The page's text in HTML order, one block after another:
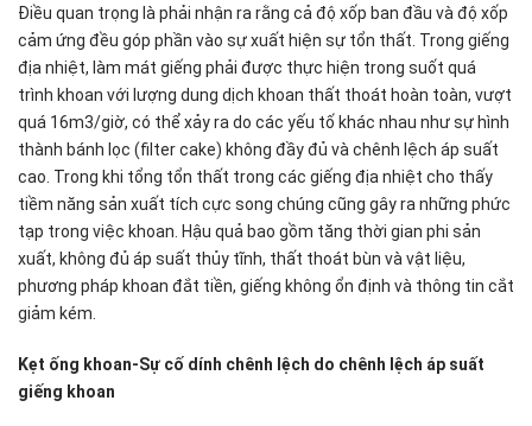
Điều quan trọng là phải nhận ra rằng cả độ xốp ban đầu và độ xốp
cảm ứng đều góp phần vào sự xuất hiện sự tổn thất. Trong giếng
địa nhiệt, làm mát giếng phải được thực hiện trong suốt quá
trình khoan với lượng dung dịch khoan thất thoát hoàn toàn, vượt
quá 16m3/giờ, có thể xảy ra do các yếu tố khác nhau như sự hình
thành bánh lọc (filter cake) không đầy đủ và chênh lệch áp suất
cao. Trong khi tổng tổn thất trong các giếng địa nhiệt cho thấy
tiềm năng sản xuất tích cực song chúng cũng gây ra những phức
tạp trong việc khoan. Hậu quả bao gồm tăng thời gian phi sản
xuất, không đủ áp suất thủy tĩnh, thất thoát bùn và vật liệu,
phương pháp khoan đắt tiền, giếng không ổn định và thông tin cắt
giảm kém.
Kẹt ống khoan-Sự cố dính chênh lệch do chênh lệch áp suất
giếng khoan